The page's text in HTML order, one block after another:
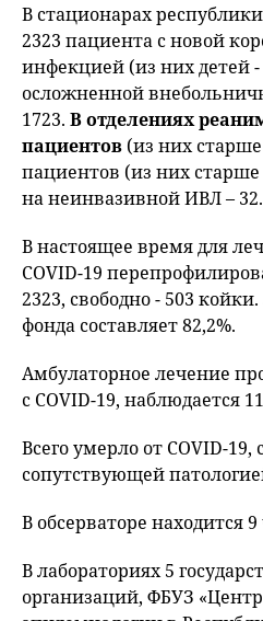
В стационарах
2323 пациента с новой
инфекцией (из них детей -
осложненной
1723. В отделениях
пациентов (из них
пациентов (из них старше
на неинвазивной ИВЛ – 32.
В настоящее время для
COVID-19
2323, свободно - 503
фонда составляет 82,2%.
Амбулаторное лечение
с COVID-19, наблюдается
Всего умерло от COVID-19,
сопутствующей
В обсерваторе находится
В лабораториях 5
организаций, ФБУЗ